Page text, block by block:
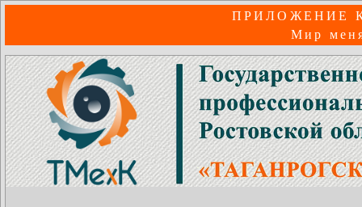
ПРИЛОЖЕНИЕ
Мир